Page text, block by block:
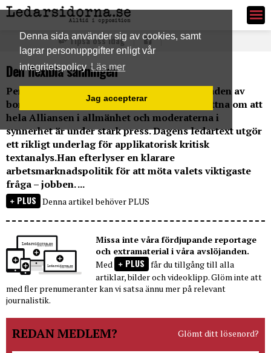
Denna sida använder sig av cookies, samt
lagrar personuppgifter enligt vår
integritetspolicyLäs mer
Jag accepterar
Ledarsidorna.se
Tipsa oss idag
Den flexibla sanningen
Per Gudmundsson, SvD, är ytterligare en i raden av
borgerliga ledarskribenter som nu börjar vittna om att
hela Alliansen i allmänhet och moderaterna i
synnerhet är under stark press. Dagens ledartext utgör
ett rikligt underlag för applikatorisk kritisk
textanalys.Han efterlyser en klarare
arbetsmarknadspolitik för att möta valets viktigaste
fråga – jobben. ...
PLUS Denna artikel behöver PLUS
Missa inte våra fördjupande reportage
och extramaterial i våra avslöjanden.
Med
PLUS får du tillgång till alla
artiklar, bilder och videoklipp. Glöm inte att
med fler prenumeranter kan vi satsa ännu mer på relevant
journalistik.
REDAN MEDLEM? Glömt ditt lösenord?